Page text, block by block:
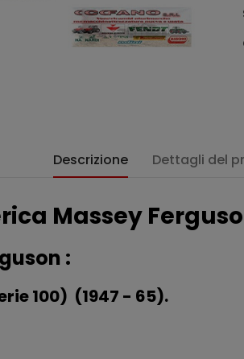
Descrizione Dettagli del
Massey
:
100) (1947 - 65).